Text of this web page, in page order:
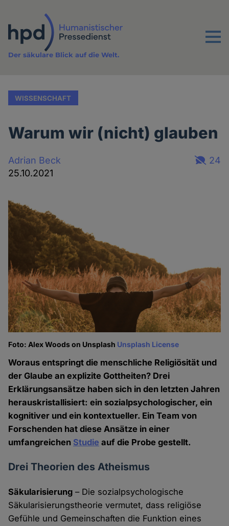
Inhalt
Menu
Der säkulare Blick auf die Welt.
WISSENSCHAFT
Warum wir (nicht) glauben
Adrian Beck
25.10.2021
24
Foto: Alex Woods on Unsplash Unsplash License
Woraus entspringt die menschliche Religiösität und
der Glaube an explizite Gottheiten? Drei
Erklärungsansätze haben sich in den letzten Jahren
herauskristallisiert: ein sozialpsychologischer, ein
kognitiver und ein kontextueller. Ein Team von
Forschenden hat diese Ansätze in einer
umfangreichen Studie auf die Probe gestellt.
Drei Theorien des Atheismus
Säkularisierung – Die sozialpsychologische
Säkularisierungstheorie vermutet, dass religiöse
Gefühle und Gemeinschaften die Funktion eines